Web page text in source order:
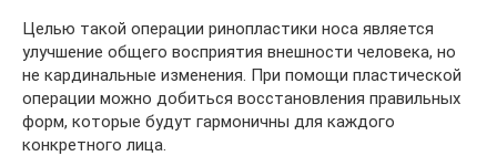
Целью такой операции ринопластики носа является
улучшение общего восприятия внешности человека, но
не кардинальные изменения. При помощи пластической
операции можно добиться восстановления правильных
форм, которые будут гармоничны для каждого
конкретного лица.